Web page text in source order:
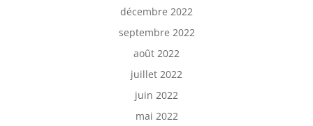
décembre 2022
septembre 2022
août 2022
juillet 2022
juin 2022
mai 2022